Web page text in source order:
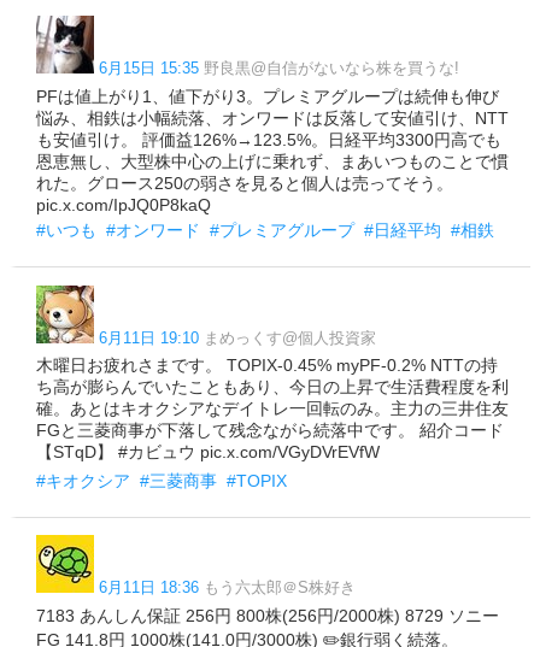
6月15日 15:35 野良黒@自信がないなら株を買うな!
PFは値上がり1、値下がり3。プレミアグループは続伸も伸び
悩み、相鉄は小幅続落、オンワードは反落して安値引け、NTT
も安値引け。 評価益126%→123.5%。日経平均3300円高でも
恩恵無し、大型株中心の上げに乗れず、まあいつものことで慣
れた。グロース250の弱さを見ると個人は売ってそう。
pic.x.com/IpJQ0P8kaQ
#いつも
#オンワード #プレミアグループ #日経平均 #相鉄
6月11日 19:10 まめっくす@個人投資家
木曜日お疲れさまです。 TOPIX-0.45% myPF-0.2% NTTの持
ち高が膨らんでいたこともあり、今日の上昇で生活費程度を利
確。あとはキオクシアなデイトレ一回転のみ。主力の三井住友
FGと三菱商事が下落して残念ながら続落中です。 紹介コード
【STqD】 #カビュウ pic.x.com/VGyDVrEVfW
#キオクシア #三菱商事 #TOPIX
6月11日 18:36 もう六太郎＠S株好き
7183 あんしん保証 256円 800株(256円/2000株) 8729 ソニー
FG 141.8円 1000株(141.0円/3000株) ✏️銀行弱く続落。